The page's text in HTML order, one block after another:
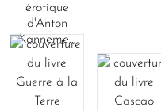
érotique
d'Anton
Kanneme...